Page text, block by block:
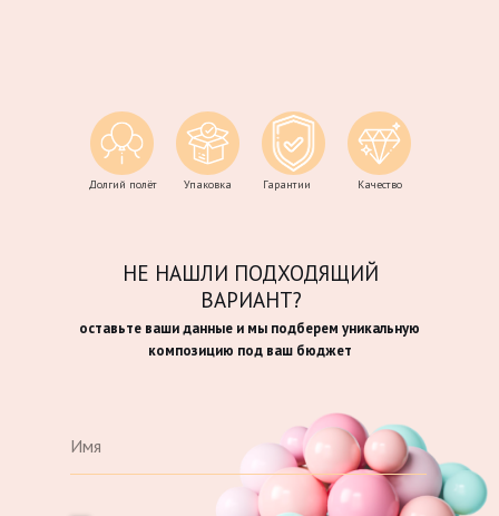
Долгий полёт Упаковка Гарантии Качество
оставьте ваши данные и мы подберем уникальную
композицию под ваш бюджет
НЕ НАШЛИ ПОДХОДЯЩИЙ
ВАРИАНТ?